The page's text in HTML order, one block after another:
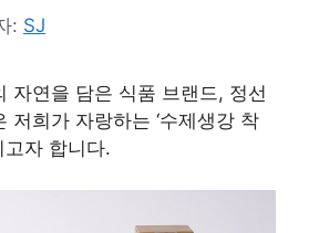
: SJ
자연을 담은 식품 브랜드, 정선
저희가 자랑하는 ‘수제생강 착
고자 합니다.